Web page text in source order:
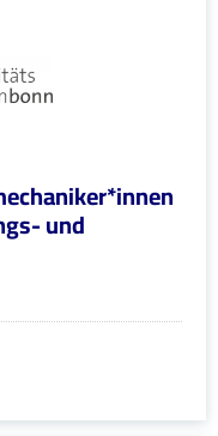
und